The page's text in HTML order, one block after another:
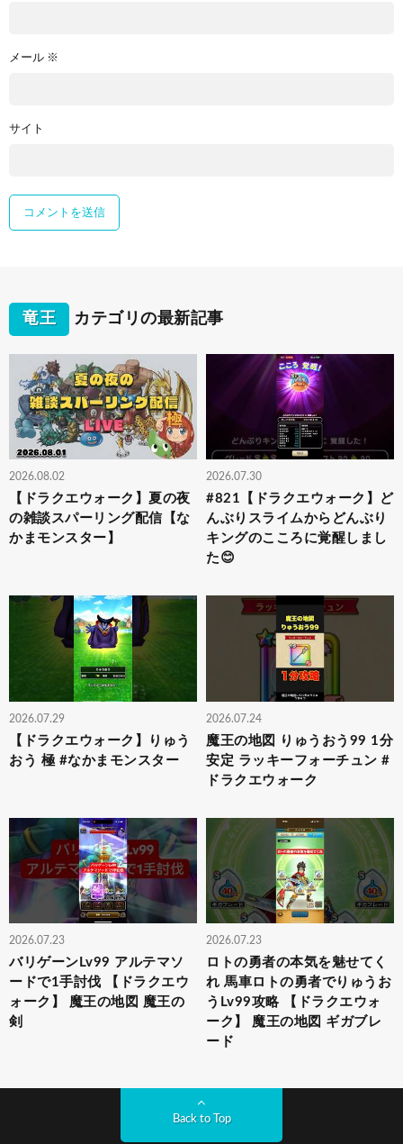
メール ※
サイト
竜王 カテゴリの最新記事
2026.08.02
【ドラクエウォーク】夏の夜
の雑談スパーリング配信【な
かまモンスター】
2026.07.30
#821【ドラクエウォーク】ど
んぶりスライムからどんぶり
キングのこころに覚醒しまし
た😊
2026.07.29
【ドラクエウォーク】りゅう
おう 極 #なかまモンスター
2026.07.24
魔王の地図 りゅうおう99 1分
安定 ラッキーフォーチュン #
ドラクエウォーク
2026.07.23
バリゲーンLv99 アルテマソ
ードで1手討伐 【ドラクエウ
ォーク】 魔王の地図 魔王の
剣
2026.07.23
ロトの勇者の本気を魅せてく
れ 馬車ロトの勇者でりゅうお
うLv99攻略 【ドラクエウォ
ーク】 魔王の地図 ギガブレ
ード
Back to Top